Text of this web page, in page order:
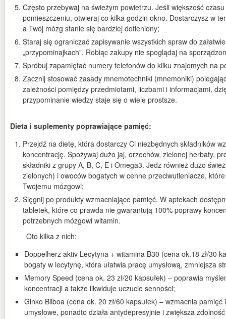
Często przebywaj na świeżym powietrzu. Jeśli większość
pomieszczeniu, otwieraj co kilka godzin okno. Dostarczysz w
a Twój mózg stanie się bardziej dotleniony;
Staraj się ograniczać zapisywanie wszystkich spraw do
„przypominajkach”. Robiąc zakupy nie spoglądaj na
Spróbuj zapamiętać numery telefonów do kilku znajomych na
Zacznij stosować zasady mnemotechniki (mnemoniki)
zależności pomiędzy przedmiotami, liczbami i informacjami,
przypominanie wiedzy staje się o wiele prostsze.
Dieta i suplementy poprawiające pamięć:
Przejdź na dietę, która dostarczy Ci niezbędnych składników
koncentrację. Spożywaj dużo jaj, orzechów, zielonej herbaty,
składniki z grupy A, B, C, E i Omega3. Jedz również dużo
zielonych) i owoców bogatych w cenne przeciwutleniacze,
Twojemu mózgowi;
Sięgnij po produkty wzmacniające pamięć. W aptekach
tabletek, które co prawda nie gwarantują 100% poprawy
potrzebnych mózgowi witamin.
Oto kilka z nich:
Doppelherz aktiv Lecytyna + witamina B30 (cena ok.18 zł/30
bogaty w lecytynę, która ułatwia pracę umysłową, zmniejsza
Memory Speed (cena ok. 23 zł/20 kapsułek) – poprawia
koncentracji a także likwiduje uczucie senności;
Ginko Bilboa (cena ok. 20 zł/60 kapsułek) – wzmacnia
umysłowe, ponadto działa antydepresyjnie i zwiększa